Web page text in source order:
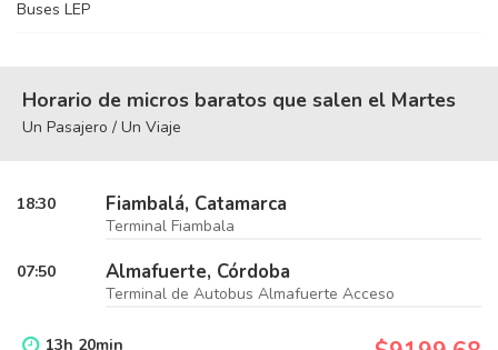
Buses LEP
Horario de micros baratos que salen el Martes
Un Pasajero / Un Viaje
18:30 Fiambalá, Catamarca
Terminal Fiambala
07:50 Almafuerte, Córdoba
Terminal de Autobus Almafuerte Acceso
13h 20min